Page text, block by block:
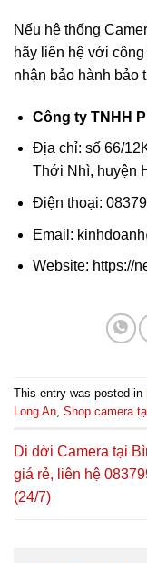
Nếu hệ thống
hãy liên hệ với
nhận bảo hành bảo
Công ty TNHH
Địa chỉ: số 66/
Thới Nhì, huyện
Điện thoại:
Email:
Website: https://
This entry was posted in
Long An Shop camera
Di dời Camera tại
giá rẻ, liên hệ
(24/7)